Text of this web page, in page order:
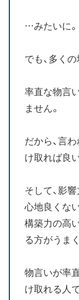
…みたいに。
でも、多く
率直な物言
ません。
だから、言
け取れば良い
そして、影
心地良くな
構築力の高
る方がうま
物言いが率
け取れる人